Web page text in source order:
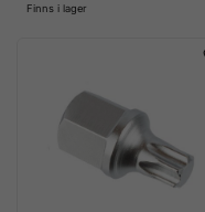
Finns i lager